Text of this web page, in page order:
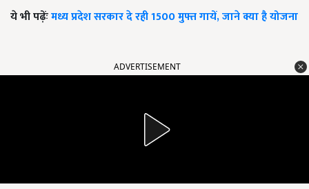
ये भी पढ़ेंःमध्य प्रदेश सरकार दे रही 1500 मुफ्त गायें, जाने क्या है योजना
ADVERTISEMENT